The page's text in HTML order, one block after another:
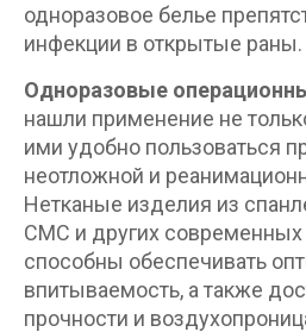
одноразовое белье
инфекции в открытые раны.
Одноразовые
нашли применение не
ими удобно пользоваться
неотложной и
Нетканые изделия из
СМС и других современных
способны обеспечивать
впитываемость, а также
прочности и